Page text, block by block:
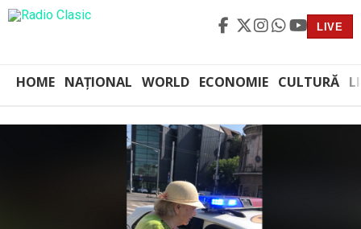
LIVE
HOME NAȚIONAL WORLD ECONOMIE CULTURĂ